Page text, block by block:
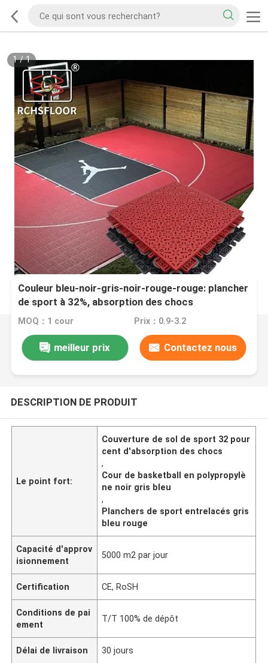
1/1
Couleur bleu-noir-gris-noir-rouge-rouge: plancher
de sport à 32%, absorption des chocs
MOQ：1 cour Prix：0.9-3.2
meilleur prix Contactez nous
DESCRIPTION DE PRODUIT
Le point fort:
Couverture de sol de sport 32 pour
cent d'absorption des chocs
,
Cour de basketball en polypropylè
ne noir gris bleu
,
Planchers de sport entrelacés gris
bleu rouge
Capacité d'approv
isionnement
5000 m2 par jour
Certification CE, RoSH
Conditions de pai
ement
T/T 100% de dépôt
Délai de livraison 30 jours